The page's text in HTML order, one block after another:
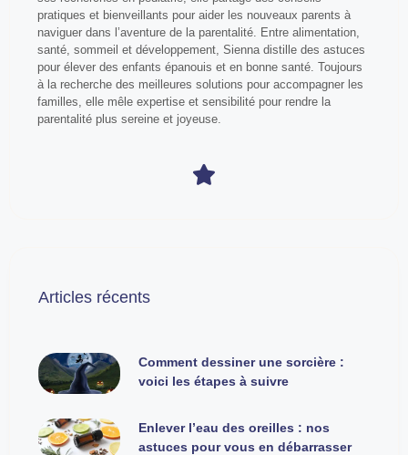
pratiques et bienveillants pour aider les nouveaux parents à
naviguer dans l’aventure de la parentalité. Entre alimentation,
santé, sommeil et développement, Sienna distille des astuces
pour élever des enfants épanouis et en bonne santé. Toujours
à la recherche des meilleures solutions pour accompagner les
familles, elle mêle expertise et sensibilité pour rendre la
parentalité plus sereine et joyeuse.
Articles récents
Comment dessiner une sorcière :
voici les étapes à suivre
Enlever l’eau des oreilles : nos
astuces pour vous en débarrasser